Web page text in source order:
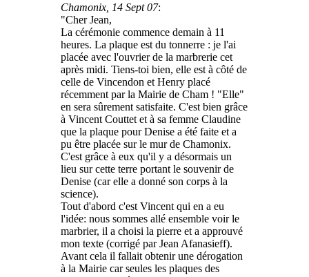
Chamonix, 14 Sept 07:
"Cher Jean,
La cérémonie commence demain à 11
heures. La plaque est du tonnerre : je l'ai
placée avec l'ouvrier de la marbrerie cet
après midi. Tiens-toi bien, elle est à côté de
celle de Vincendon et Henry placé
récemment par la Mairie de Cham ! "Elle"
en sera sûrement satisfaite. C'est bien grâce
à Vincent Couttet et à sa femme Claudine
que la plaque pour Denise a été faite et a
pu être placée sur le mur de Chamonix.
C'est grâce à eux qu'il y a désormais un
lieu sur cette terre portant le souvenir de
Denise (car elle a donné son corps à la
science).
Tout d'abord c'est Vincent qui en a eu
l'idée: nous sommes allé ensemble voir le
marbrier, il a choisi la pierre et a approuvé
mon texte (corrigé par Jean Afanasieff).
Avant cela il fallait obtenir une dérogation
à la Mairie car seules les plaques des